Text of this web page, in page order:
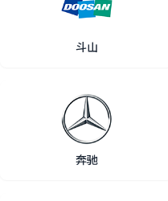
斗山
奔驰